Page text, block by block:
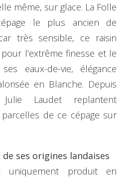
même, sur glace. La Folle
le plus ancien de
car très sensible, ce raisin
l’extrême finesse et le
eaux-de-vie, élégance
en Blanche. Depuis
Laudet replantent
de ce cépage sur
de ses origines landaises
uniquement produit en